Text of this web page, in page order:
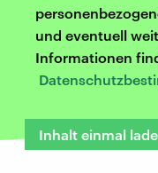
und eventuell
Informationen
Inhalt einmal